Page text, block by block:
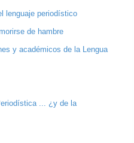
lenguaje periodístico
de hambre
y académicos de la Lengua
... ¿y de la